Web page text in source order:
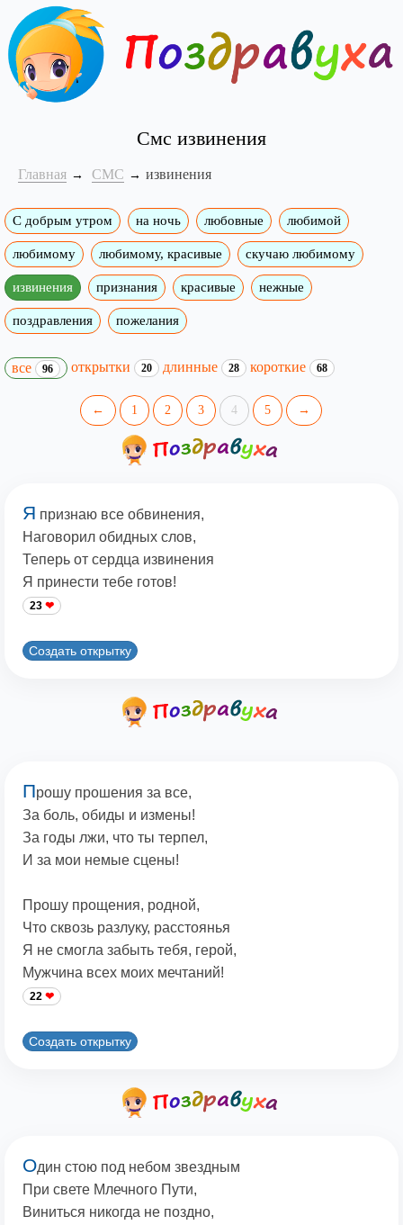
Смс извинения
Главная СМС извинения
С добрым утром на ночь любовные любимой
любимому любимому, красивые скучаю любимому
извинения признания красивые нежные
поздравления пожелания
все 96 открытки 20 длинные 28 короткие 68
← 1 2 3 4 5 →
Я признаю все обвинения,
Наговорил обидных слов,
Теперь от сердца извинения
Я принести тебе готов!
23
Создать открытку
Прошу прошения за все,
За боль, обиды и измены!
За годы лжи, что ты терпел,
И за мои немые сцены!
Прошу прощения, родной,
Что сквозь разлуку, расстоянья
Я не смогла забыть тебя, герой,
Мужчина всех моих мечтаний!
22
Создать открытку
Один стою под небом звездным
При свете Млечного Пути,
Виниться никогда не поздно,